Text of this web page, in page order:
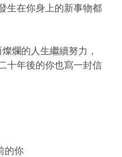
生在你身上的新事物都
爛的人生繼續努力，
十年後的你也寫一封信